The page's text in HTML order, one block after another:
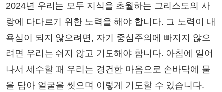
2024년 우리는 모두 지식을 초월하는 그리스도의 사
랑에 다다르기 위한 노력을 해야 합니다. 그 노력이 내
욕심이 되지 않으려면, 자기 중심주의에 빠지지 않으
려면 우리는 쉬지 않고 기도해야 합니다. 아침에 일어
나서 세수할 때 우리는 경건한 마음으로 손바닥에 물
을 담아 얼굴을 씻으며 이렇게 기도할 수 있습니다.